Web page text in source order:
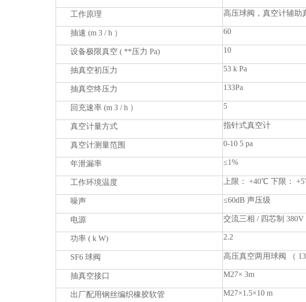
工作原理 高压球阀，真空计辅助
抽速 (m 3 / h ） 60
设备极限真空 ( **压力 Pa) 10
抽真空初压力 53 k Pa
抽真空终压力 133Pa
回充速率 (m 3 / h ） 5
真空计量方式 指针式真空计
真空计测量范围 0-10 5 pa
年泄漏率 ≤1%
工作环境温度 上限： +40℃ 下限：
噪声 ≤60dB 声压级
电源 交流三相 / 四芯制 380V
功率 ( k W) 2.2
SF6 球阀 高压真空两用球阀 （
抽真空接口 M27× 3m
出厂配用钢丝编织橡胶软管 M27×1.5×10 m